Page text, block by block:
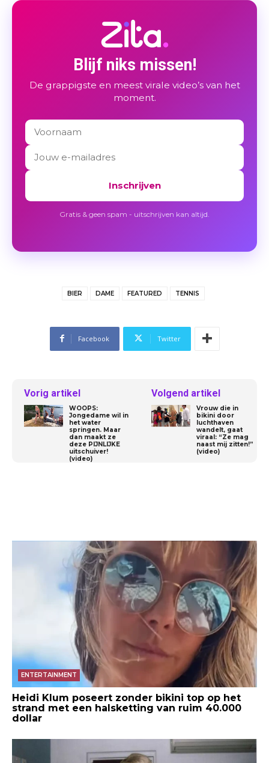
Blijf niks missen!
De grappigste en meest virale video’s van het
moment.
Inschrijven
Gratis & geen spam - uitschrijven kan altijd.
BIER DAME FEATURED TENNIS
Facebook Twitter
Vorig artikel
WOOPS:
Jongedame wil in
het water
springen. Maar
dan maakt ze
deze PIJNLIJKE
uitschuiver!
(video)
Volgend artikel
Vrouw die in
bikini door
luchthaven
wandelt, gaat
viraal: “Ze mag
naast mij zitten!”
(video)
ENTERTAINMENT
Heidi Klum poseert zonder bikini top op het
strand met een halsketting van ruim 40.000
dollar